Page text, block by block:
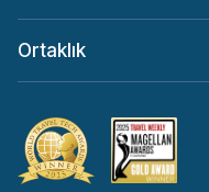
Ortaklık